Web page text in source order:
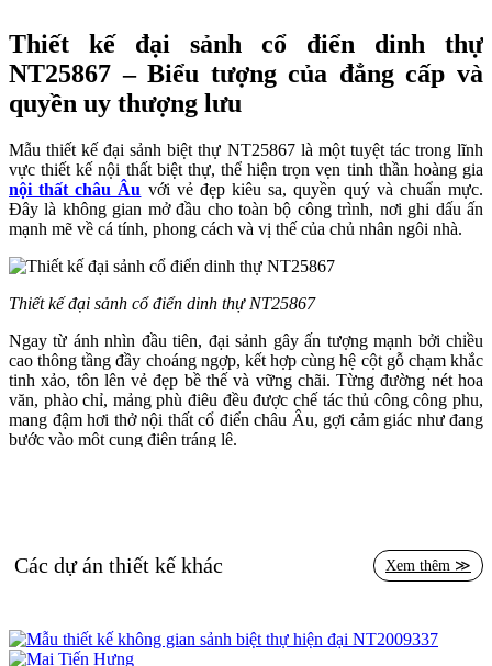
Thiết kế đại sảnh cổ điển dinh thự
NT25867 – Biểu tượng của đẳng cấp và
quyền uy thượng lưu
Mẫu thiết kế đại sảnh biệt thự NT25867 là một tuyệt tác trong lĩnh
vực thiết kế nội thất biệt thự, thể hiện trọn vẹn tinh thần hoàng gia
nội thất châu Âu với vẻ đẹp kiêu sa, quyền quý và chuẩn mực.
Đây là không gian mở đầu cho toàn bộ công trình, nơi ghi dấu ấn
mạnh mẽ về cá tính, phong cách và vị thế của chủ nhân ngôi nhà.
Thiết kế đại sảnh cổ điển dinh thự NT25867
Ngay từ ánh nhìn đầu tiên, đại sảnh gây ấn tượng mạnh bởi chiều
cao thông tầng đầy choáng ngợp, kết hợp cùng hệ cột gỗ chạm khắc
tinh xảo, tôn lên vẻ đẹp bề thế và vững chãi. Từng đường nét hoa
văn, phào chỉ, mảng phù điêu đều được chế tác thủ công công phu,
mang đậm hơi thở nội thất cổ điển châu Âu, gợi cảm giác như đang
bước vào một cung điện tráng lệ.
của gia chủ đối với khách quý.
Đây là một điểm cộng trong thiết kế nội thất biệt thự, khi ánh sáng
không chỉ có chức năng chiếu sáng, mà còn là yếu tố thẩm mỹ tôn
Các dự án thiết kế khác Xem thêm ≫